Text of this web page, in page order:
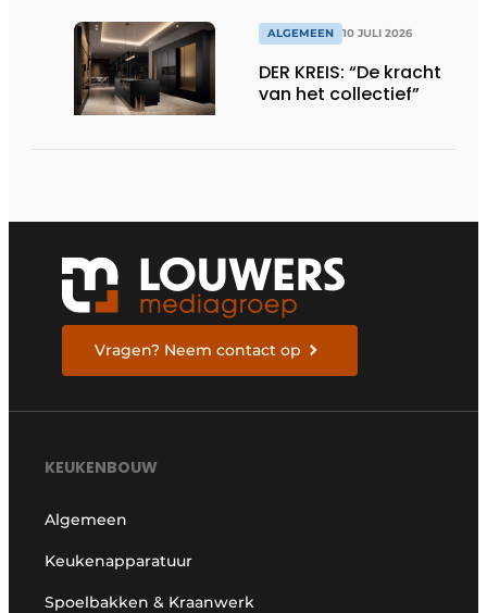
ALGEMEEN 10 JULI 2026
DER KREIS: “De kracht
van het collectief”
Vragen? Neem contact op
KEUKENBOUW
Algemeen
Keukenapparatuur
Spoelbakken & Kraanwerk